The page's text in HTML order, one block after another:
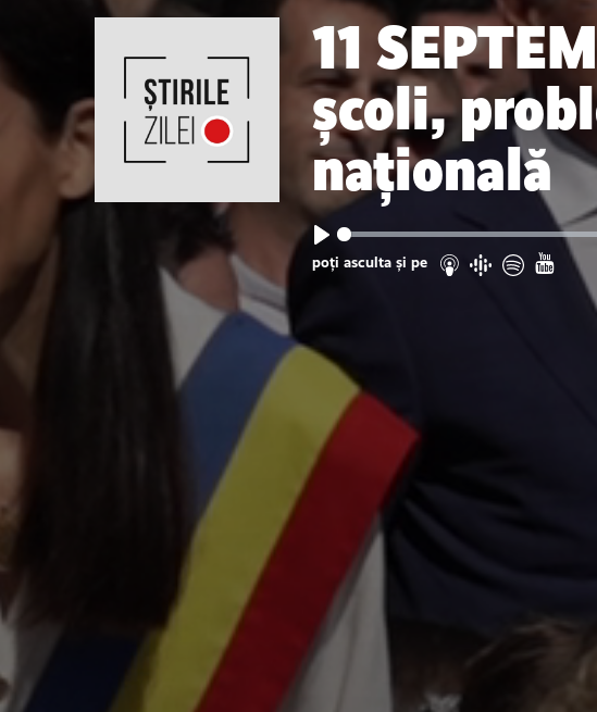
11
școli,
națională
Play
poți asculta și pe